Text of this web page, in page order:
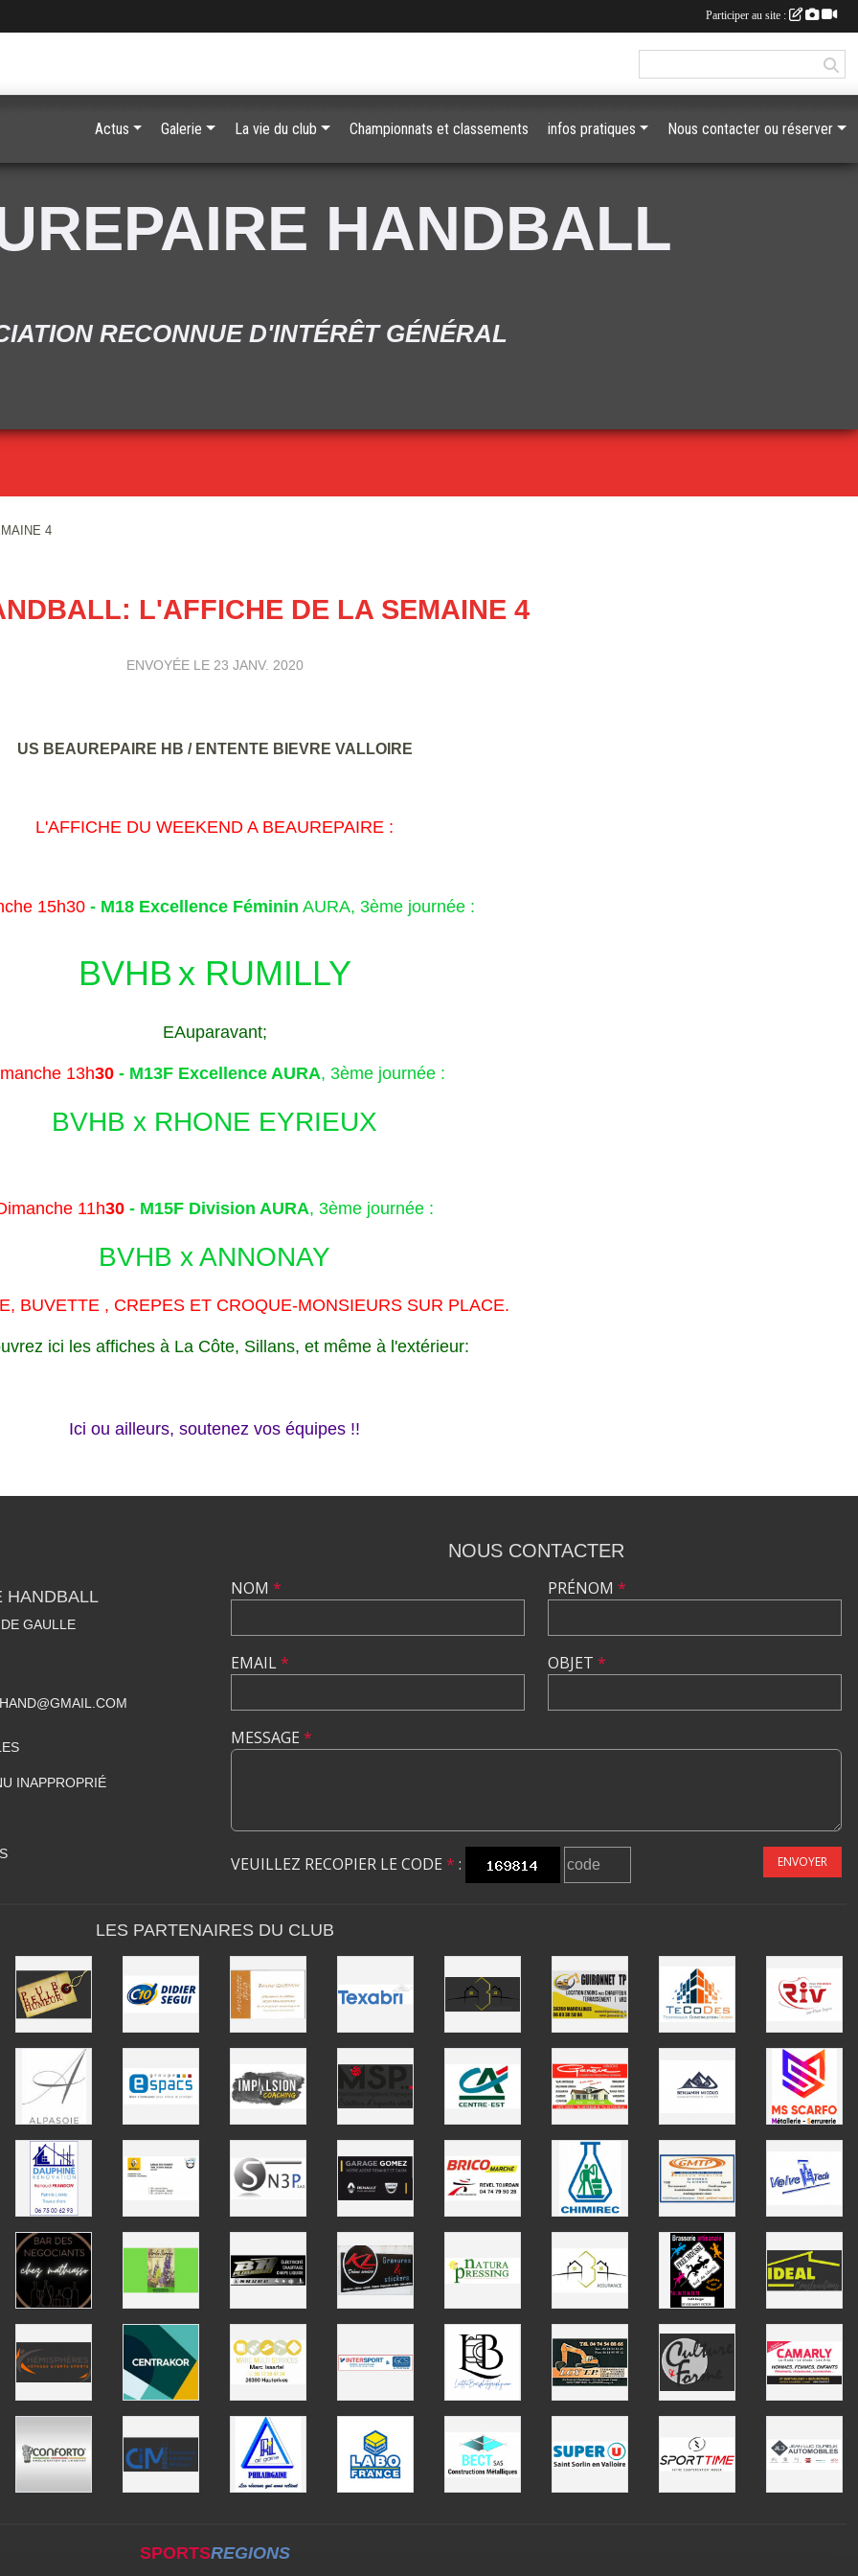
HANDBALL
RECONNUE D'INTÉRÊT GÉNÉRAL
4
L'AFFICHE DE LA SEMAINE 4
ENVOYÉE LE 23 JANV. 2020
US BEAUREPAIRE HB / ENTENTE BIEVRE VALLOIRE
L'AFFICHE DU WEEKEND A BEAUREPAIRE :
15h30- M18 Excellence Féminin AURA, 3ème journée :
BVHB x RUMILLY
EAuparavant;
13h30 - M13F Excellence AURA, 3ème journée :
BVHB x RHONE EYRIEUX
11h30 - M15F Division AURA, 3ème journée :
BVHB x ANNONAY
BUVETTE , CREPES ET CROQUE-MONSIEURS SUR PLACE.
ici les affiches à La Côte, Sillans, et même à l'extérieur:
Ici ou ailleurs, soutenez vos équipes !!
Actus Galerie La vie du club Championnats et classements infos pratiques Nous contacter ou réserver
HANDBALL
GAULLE
INAPPROPRIÉ
NOUS CONTACTER
NOM *
EMAIL*
PRÉNOM *
OBJET *
MESSAGE *
VEUILLEZ RECOPIER LE CODE * : ENVOYER
LES PARTENAIRES DU CLUB
SPORTSREGIONS
Participer au site :